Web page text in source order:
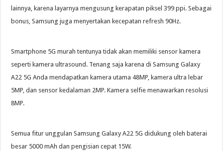
lainnya, karena layarnya mengusung kerapatan piksel 399 ppi. Sebagai
bonus, Samsung juga menyertakan kecepatan refresh 90Hz.
Smartphone 5G murah tentunya tidak akan memiliki sensor kamera
seperti kamera ultrasound. Tenang saja karena di Samsung Galaxy
A22 5G Anda mendapatkan kamera utama 48MP, kamera ultra lebar
5MP, dan sensor kedalaman 2MP. Kamera selfie menawarkan resolusi
8MP.
Semua fitur unggulan Samsung Galaxy A22 5G didukung oleh baterai
besar 5000 mAh dan pengisian cepat 15W.